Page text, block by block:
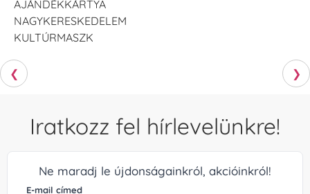
AJÁNDÉKKÁRTYA
NAGYKERESKEDELEM
KULTÚRMASZK
❮ ❯
Iratkozz fel hírlevelünkre!
Ne maradj le újdonságainkról, akcióinkról!
E-mail címed